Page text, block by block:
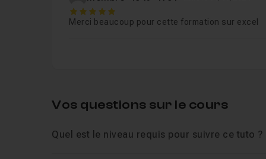
Chapitre 8 : Modifier la synthèse de la zone
Chapitre 10 : Masquer les sous totaux
Chapitre 11 : Cas pratique : tableau de bord
5
Merci beaucoup pour cette formation sur excel
Vos questions sur le cours
Quel est le niveau requis pour suivre ce tuto ?